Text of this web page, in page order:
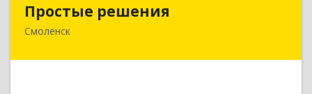
Простые решения
Смоленск
214015, Смоленская обл, Смоленск г, Большая